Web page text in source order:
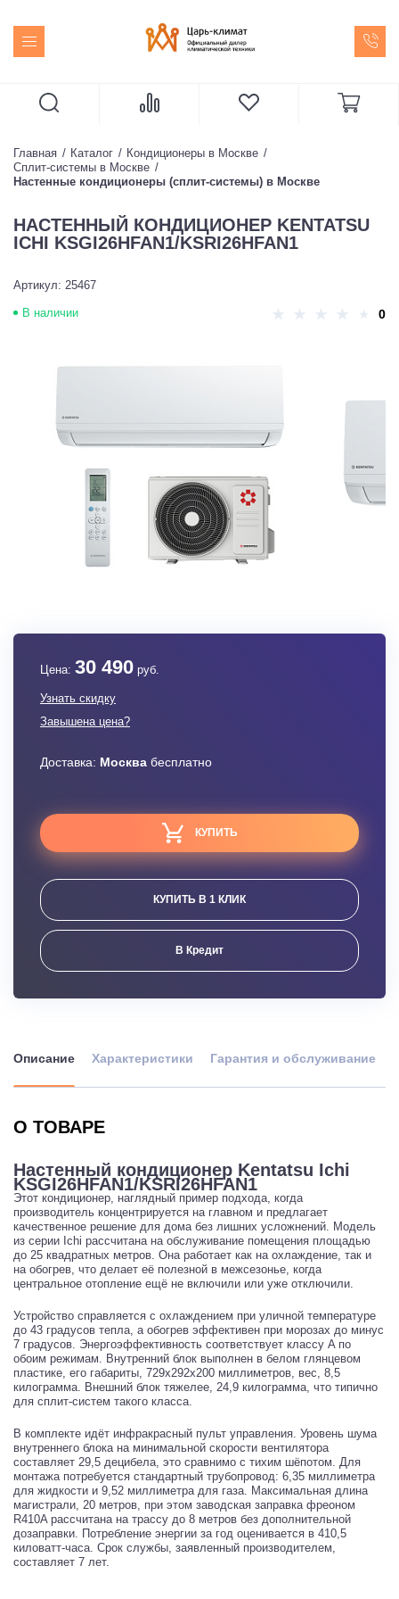
Главная Каталог
Кондиционеры в Москве
Сплит-системы в Москве
Настенные кондиционеры (сплит-системы) в Москве
НАСТЕННЫЙ КОНДИЦИОНЕР KENTATSU
ICHI KSGI26HFAN1/KSRI26HFAN1
Артикул: 25467
В наличии 0
Цена: 30 490 руб.
Узнать скидку
Завышена цена?
Доставка: Москва бесплатно
КУПИТЬ
КУПИТЬ В 1 КЛИК
В Кредит
Описание Характеристики Гарантия и обслуживание
О ТОВАРЕ
Настенный кондиционер Kentatsu Ichi
KSGI26HFAN1/KSRI26HFAN1
Этот кондиционер, наглядный пример подхода, когда
производитель концентрируется на главном и предлагает
качественное решение для дома без лишних усложнений. Модель
из серии Ichi рассчитана на обслуживание помещения площадью
до 25 квадратных метров. Она работает как на охлаждение, так и
на обогрев, что делает её полезной в межсезонье, когда
центральное отопление ещё не включили или уже отключили.
Устройство справляется с охлаждением при уличной температуре
до 43 градусов тепла, а обогрев эффективен при морозах до минус
7 градусов. Энергоэффективность соответствует классу A по
обоим режимам. Внутренний блок выполнен в белом глянцевом
пластике, его габариты, 729x292x200 миллиметров, вес, 8,5
килограмма. Внешний блок тяжелее, 24,9 килограмма, что типично
для сплит-систем такого класса.
В комплекте идёт инфракрасный пульт управления. Уровень шума
внутреннего блока на минимальной скорости вентилятора
составляет 29,5 децибела, это сравнимо с тихим шёпотом. Для
монтажа потребуется стандартный трубопровод: 6,35 миллиметра
для жидкости и 9,52 миллиметра для газа. Максимальная длина
магистрали, 20 метров, при этом заводская заправка фреоном
R410A рассчитана на трассу до 8 метров без дополнительной
дозаправки. Потребление энергии за год оценивается в 410,5
киловатт-часа. Срок службы, заявленный производителем,
составляет 7 лет.